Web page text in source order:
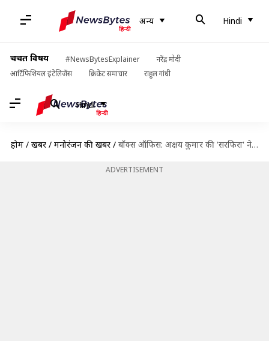
अन्य Hindi
चर्चित विषय #NewsBytesExplainer
नरेंद्र मोदी
आर्टिफिशियल इंटेलिजेंस
क्रिकेट समाचार राहुल गांधी
Hindi
होम / खबरें / मनोरंजन की खबरें / बॉक्स ऑफिस: अक्षय कुमार की 'सरफिरा' ने फिर पकड़ी रफ्तार, जानिए 10वें दिन का कारोबार
ADVERTISEMENT